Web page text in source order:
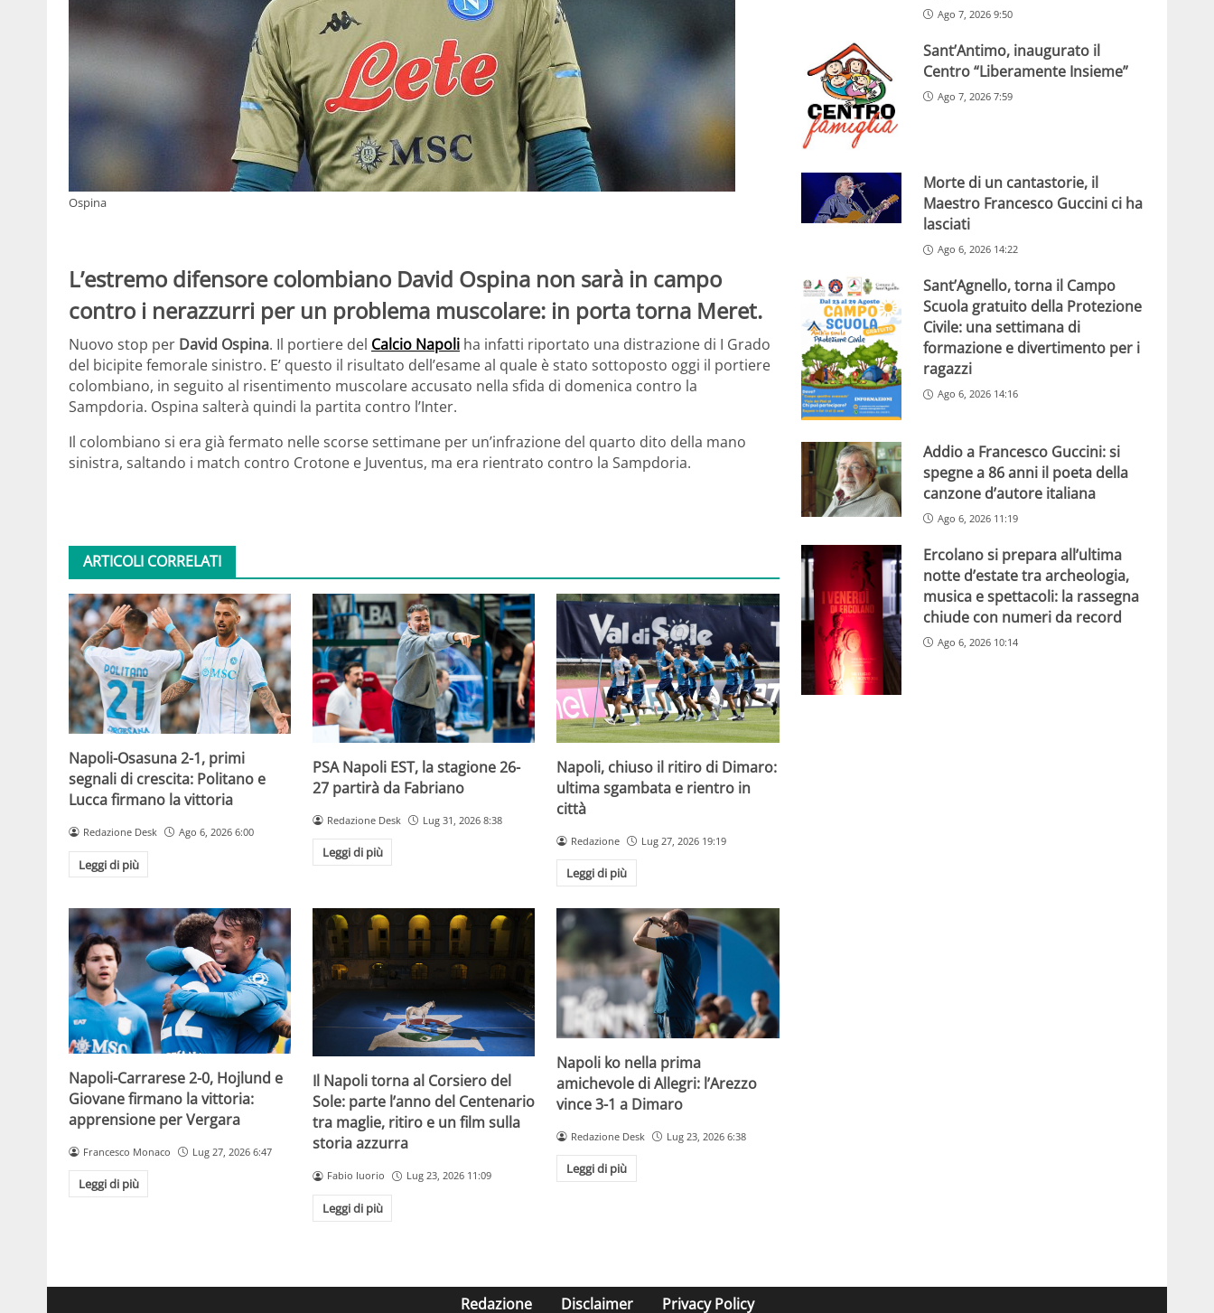
Ospina
L’estremo difensore colombiano David Ospina non sarà in campo
contro i nerazzurri per un problema muscolare: in porta torna Meret.
Nuovo stop per David Ospina. Il portiere del Calcio Napoli ha infatti riportato una distrazione di I Grado
del bicipite femorale sinistro. E’ questo il risultato dell’esame al quale è stato sottoposto oggi il portiere
colombiano, in seguito al risentimento muscolare accusato nella sfida di domenica contro la
Sampdoria. Ospina salterà quindi la partita contro l’Inter.
Il colombiano si era già fermato nelle scorse settimane per un’infrazione del quarto dito della mano
sinistra, saltando i match contro Crotone e Juventus, ma era rientrato contro la Sampdoria.
ARTICOLI CORRELATI
Napoli-Osasuna 2-1, primi
segnali di crescita: Politano e
Lucca firmano la vittoria
Redazione Desk Ago 6, 2026 6:00
Leggi di più
PSA Napoli EST, la stagione 26-
27 partirà da Fabriano
Redazione Desk Lug 31, 2026 8:38
Leggi di più
Napoli, chiuso il ritiro di Dimaro:
ultima sgambata e rientro in
città
Redazione Lug 27, 2026 19:19
Leggi di più
Napoli-Carrarese 2-0, Hojlund e
Giovane firmano la vittoria:
apprensione per Vergara
Francesco Monaco Lug 27, 2026 6:47
Leggi di più
Il Napoli torna al Corsiero del
Sole: parte l’anno del Centenario
tra maglie, ritiro e un film sulla
storia azzurra
Fabio Iuorio Lug 23, 2026 11:09
Leggi di più
Napoli ko nella prima
amichevole di Allegri: l’Arezzo
vince 3-1 a Dimaro
Redazione Desk Lug 23, 2026 6:38
Leggi di più
Ago 7, 2026 9:50
Sant’Antimo, inaugurato il
Centro “Liberamente Insieme”
Ago 7, 2026 7:59
Morte di un cantastorie, il
Maestro Francesco Guccini ci ha
lasciati
Ago 6, 2026 14:22
Sant’Agnello, torna il Campo
Scuola gratuito della Protezione
Civile: una settimana di
formazione e divertimento per i
ragazzi
Ago 6, 2026 14:16
Addio a Francesco Guccini: si
spegne a 86 anni il poeta della
canzone d’autore italiana
Ago 6, 2026 11:19
Ercolano si prepara all’ultima
notte d’estate tra archeologia,
musica e spettacoli: la rassegna
chiude con numeri da record
Ago 6, 2026 10:14
Redazione Disclaimer Privacy Policy